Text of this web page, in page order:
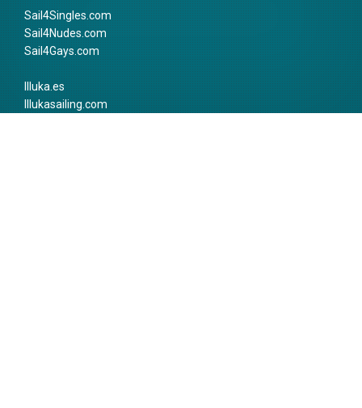
Sail4Singles.com
Sail4Nudes.com
Sail4Gays.com
Illuka.es
Illukasailing.com